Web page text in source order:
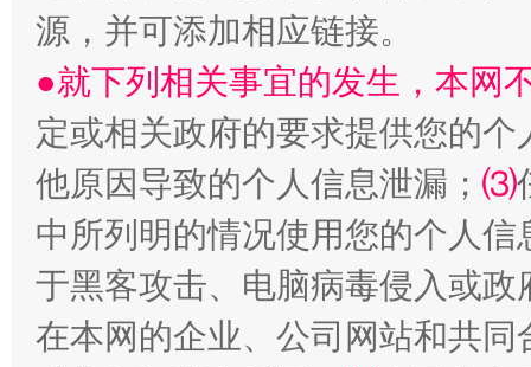
受贿1.44亿！段成刚被判无期 从幼
源，并可添加相应链接。
●就下列相关事宜的发生，本网
定或相关政府的要求提供您的个
他原因导致的个人信息泄漏； ⑶
中所列明的情况使用您的个人
于黑客攻击、电脑病毒侵入或
在本网的企业、公司网站和共